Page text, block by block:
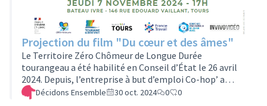
Projection du film "Du cœur et des âmes"
Le Territoire Zéro Chômeur de Longue Durée
tourangeau a été habilité en Conseil d’État le 26 avril
2024. Depuis, l’entreprise à but d’emploi Co-hop’ a
ouvert ses portes, le 1er juillet 2024. Ces deux
évènements sont l’aboutissement d’une mobilisation
Décidons Ensemble 30 oct. 2024 0 0